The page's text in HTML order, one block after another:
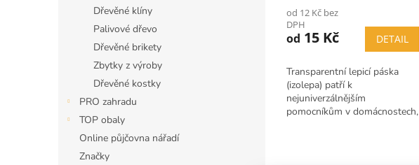
Dřevěné klíny
Palivové dřevo
Dřevěné brikety
Zbytky z výroby
Dřevěné kostky
PRO zahradu
TOP obaly
Online půjčovna nářadí
Značky
od 12 Kč bez
DPH
od 15 Kč DETAIL
Transparentní lepicí páska
(izolepa) patří k
nejuniverzálnějším
pomocníkům v domácnostech,